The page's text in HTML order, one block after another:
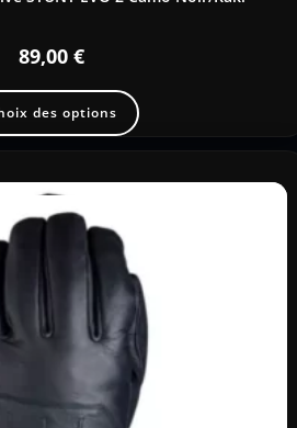
89,00 €
des options